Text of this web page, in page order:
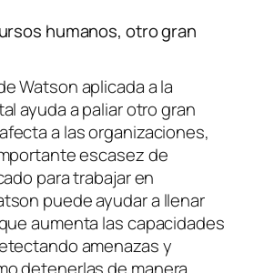
humanos, otro gran
Watson aplicada a la
ayuda a paliar otro gran
a las organizaciones,
escasez de
para trabajar en
puede ayudar a llenar
aumenta las capacidades
amenazas y
detenerlas de manera